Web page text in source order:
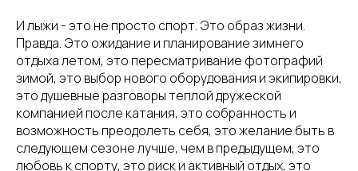
И лыжи - это не просто спорт. Это образ жизни.
Правда. Это ожидание и планирование зимнего
отдыха летом, это пересматривание фотографий
зимой, это выбор нового оборудования и экипировки,
это душевные разговоры теплой дружеской
компанией после катания, это собранность и
возможность преодолеть себя, это желание быть в
следующем сезоне лучше, чем в предыдущем, это
любовь к спорту, это риск и активный отдых, это